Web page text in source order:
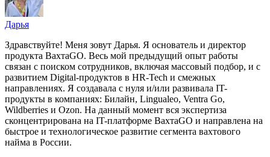
Дарья
Здравствуйте! Меня зовут Дарья. Я основатель и директор
продукта ВахтаGO. Весь мой предыдущий опыт работы
связан с поиском сотрудников, включая массовый подбор, и с
развитием Digital-продуктов в HR-Tech и смежных
направлениях. Я создавала с нуля и/или развивала IT-
продукты в компаниях: Билайн, Lingualeo, Ventra Go,
Wildberries и Ozon. На данный момент вся экспертиза
сконцентрирована на IT-платформе ВахтаGO и направлена на
быстрое и технологическое развитие сегмента вахтового
найма в России.